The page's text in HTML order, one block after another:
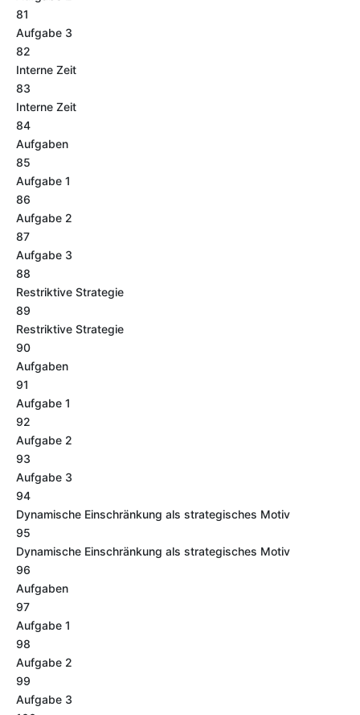
81
Aufgabe 3
82
Interne Zeit
83
Interne Zeit
84
Aufgaben
85
Aufgabe 1
86
Aufgabe 2
87
Aufgabe 3
88
Restriktive Strategie
89
Restriktive Strategie
90
Aufgaben
91
Aufgabe 1
92
Aufgabe 2
93
Aufgabe 3
94
Dynamische Einschränkung als strategisches Motiv
95
Dynamische Einschränkung als strategisches Motiv
96
Aufgaben
97
Aufgabe 1
98
Aufgabe 2
99
Aufgabe 3